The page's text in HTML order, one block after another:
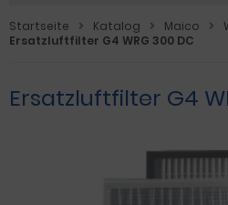
Startseite Katalog Maico
Ersatzluftfilter G4 WRG 300 DC
Ersatzluftfilter G4